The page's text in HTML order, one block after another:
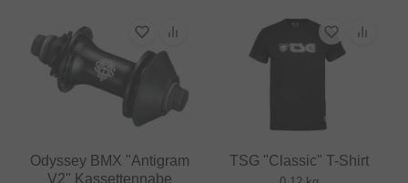
Odyssey BMX "Antigram
V2" Kassettennabe
TSG "Classic" T-Shirt